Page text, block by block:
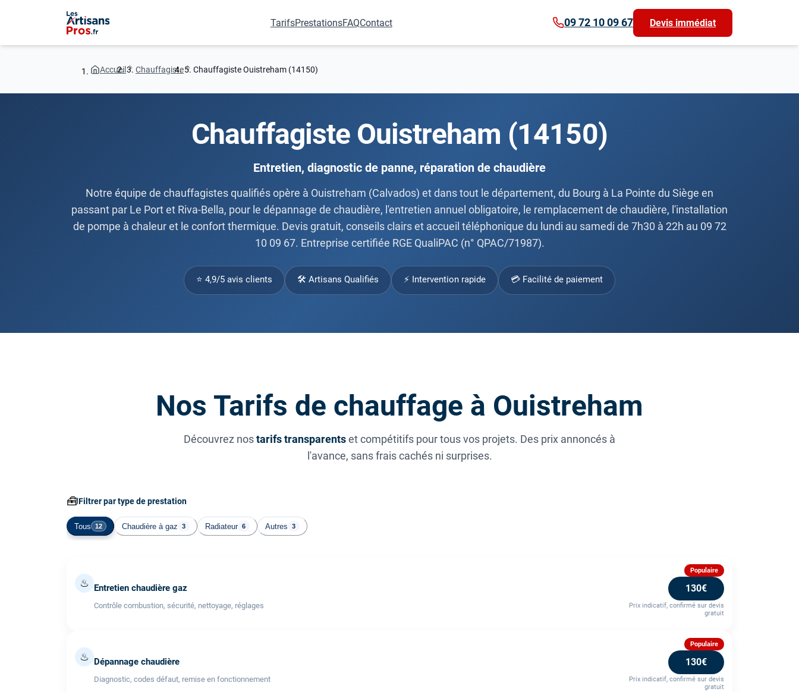
TarifsPrestationsFAQContact 09 72 10 09 67 Devis immédiat
Accueil Chauffagiste Chauffagiste Ouistreham (14150)
Chauffagiste Ouistreham (14150)
Entretien, diagnostic de panne, réparation de chaudière
Notre équipe de chauffagistes qualifiés opère à Ouistreham (Calvados) et dans tout le département, du Bourg à La Pointe du Siège en
passant par Le Port et Riva-Bella, pour le dépannage de chaudière, l'entretien annuel obligatoire, le remplacement de chaudière, l'installation
de pompe à chaleur et le confort thermique. Devis gratuit, conseils clairs et accueil téléphonique du lundi au samedi de 7h30 à 22h au 09 72
10 09 67. Entreprise certifiée RGE QualiPAC (n° QPAC/71987).
⭐ 4,9/5 avis clients 🛠 Artisans Qualifiés ⚡ Intervention rapide 💳 Facilité de paiement
Nos Tarifs de chauffage à Ouistreham
Découvrez nostarifs transparentset compétitifs pour tous vos projets. Des prix annoncés à
l'avance, sans frais cachés ni surprises.
🧰Filtrer par type de prestation
Tous 12 Chaudière à gaz 3 Radiateur 6 Autres 3
♨ Entretien chaudière gaz
Contrôle combustion, sécurité, nettoyage, réglages
Populaire
130€
Prix indicatif, confirmé sur devis
gratuit
♨ Dépannage chaudière
Diagnostic, codes défaut, remise en fonctionnement
Populaire
130€
Prix indicatif, confirmé sur devis
gratuit